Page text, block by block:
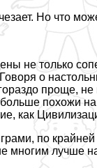
Но что
не только
о
проще,
похожи на
как
по
многим лучше